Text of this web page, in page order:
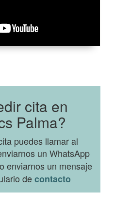
cita en
Palma?
puedes llamar al
un WhatsApp
enviarnos un mensaje
decontacto